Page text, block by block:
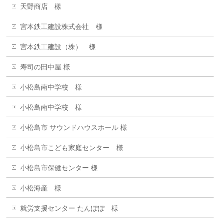
天野商店 樣
宮本鉄工建設株式会社 様
宮本鉄工建設（株） 様
寿司の田中屋 様
小松島南中学校 様
小松島南中学校 様
小松島市 サウンドハウスホール 様
小松島市こども家庭センター 様
小松島市保健センター 様
小松海産 様
就労支援センター たんぽぽ 様